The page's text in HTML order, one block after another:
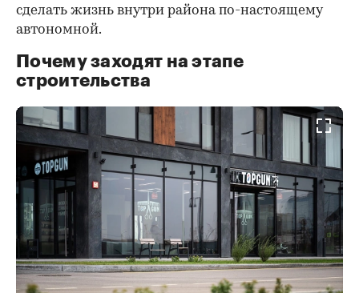
сделать жизнь внутри района по-настоящему
автономной.
Почему заходят на этапе
строительства